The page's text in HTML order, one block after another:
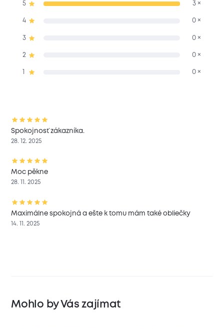
5 3 ×
4 0 ×
3 0 ×
2 0 ×
0 ×
Spokojnosť zákazníka.
28. 12. 2025
Moc pěkne
28. 11. 2025
Maximálne spokojná a ešte k tomu mám také obliečky
14. 11. 2025
Mohlo by Vás zajímat